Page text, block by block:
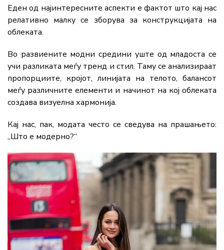
Еден од најинтересните аспекти е фактот што кај нас
релативно малку се зборува за конструкцијата на
облеката.
Во развиените модни средини уште од младоста се
учи разликата меѓу тренд и стил. Таму се анализираат
пропорциите, кројот, линијата на телото, балансот
меѓу различните елементи и начинот на кој облеката
создава визуелна хармонија.
Кај нас, пак, модата често се сведува на прашањето:
„Што е модерно?“